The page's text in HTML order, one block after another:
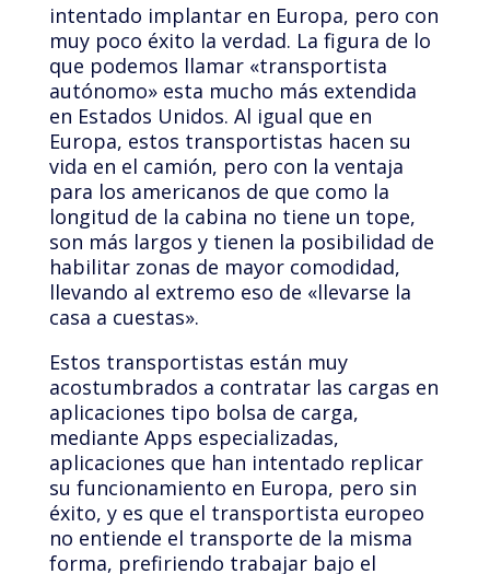
intentado implantar en Europa, pero con
muy poco éxito la verdad. La figura de lo
que podemos llamar «transportista
autónomo» esta mucho más extendida
en Estados Unidos. Al igual que en
Europa, estos transportistas hacen su
vida en el camión, pero con la ventaja
para los americanos de que como la
longitud de la cabina no tiene un tope,
son más largos y tienen la posibilidad de
habilitar zonas de mayor comodidad,
llevando al extremo eso de «llevarse la
casa a cuestas».
Estos transportistas están muy
acostumbrados a contratar las cargas en
aplicaciones tipo bolsa de carga,
mediante Apps especializadas,
aplicaciones que han intentado replicar
su funcionamiento en Europa, pero sin
éxito, y es que el transportista europeo
no entiende el transporte de la misma
forma, prefiriendo trabajar bajo el